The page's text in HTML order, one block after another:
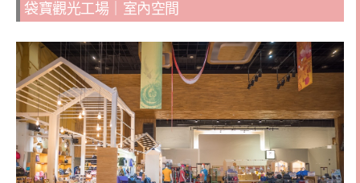
袋寶觀光工場｜室內空間